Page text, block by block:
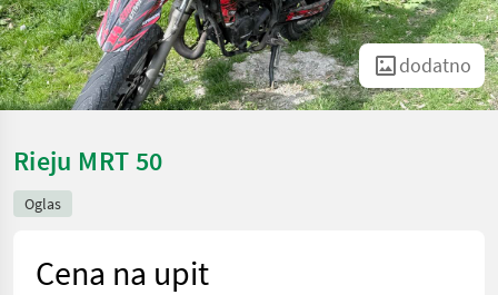
dodatno
Rieju MRT 50
Oglas
Cena na upit